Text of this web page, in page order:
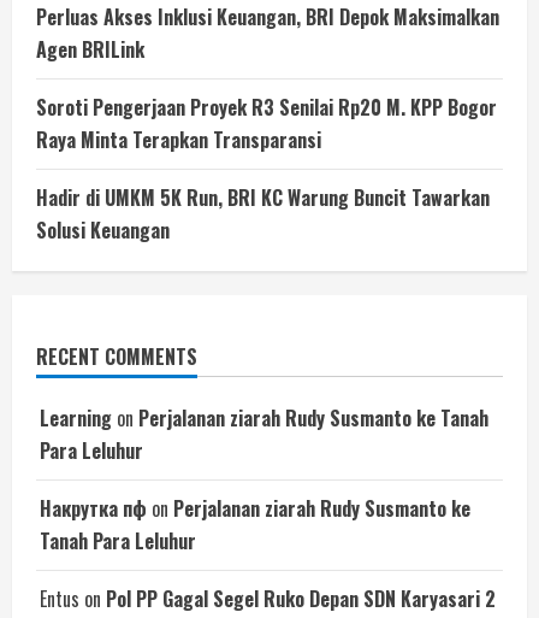
Perluas Akses Inklusi Keuangan, BRI Depok Maksimalkan
Agen BRILink
Soroti Pengerjaan Proyek R3 Senilai Rp20 M. KPP Bogor
Raya Minta Terapkan Transparansi
Hadir di UMKM 5K Run, BRI KC Warung Buncit Tawarkan
Solusi Keuangan
RECENT COMMENTS
Learning on Perjalanan ziarah Rudy Susmanto ke Tanah
Para Leluhur
Накрутка пф on Perjalanan ziarah Rudy Susmanto ke
Tanah Para Leluhur
Entus on Pol PP Gagal Segel Ruko Depan SDN Karyasari 2